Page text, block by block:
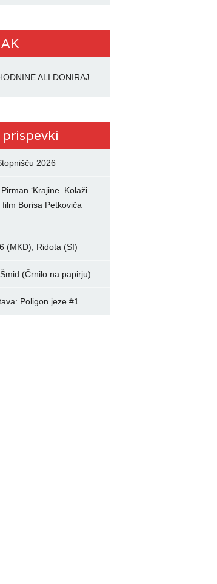
ALI DONIRAJ
2026
‘Krajine. Kolaži
film Borisa Petkoviča
(MKD), Ridota (SI)
(Črnilo na papirju)
Poligon jeze #1